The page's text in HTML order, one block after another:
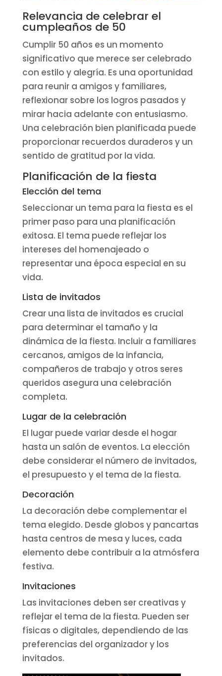
Relevancia de celebrar el
cumpleaños de 50
Cumplir 50 años es un momento
significativo que merece ser celebrado
con estilo y alegría. Es una oportunidad
para reunir a amigos y familiares,
reflexionar sobre los logros pasados y
mirar hacia adelante con entusiasmo.
Una celebración bien planificada puede
proporcionar recuerdos duraderos y un
sentido de gratitud por la vida.
Planificación de la fiesta
Elección del tema
Seleccionar un tema para la fiesta es el
primer paso para una planificación
exitosa. El tema puede reflejar los
intereses del homenajeado o
representar una época especial en su
vida.
Lista de invitados
Crear una lista de invitados es crucial
para determinar el tamaño y la
dinámica de la fiesta. Incluir a familiares
cercanos, amigos de la infancia,
compañeros de trabajo y otros seres
queridos asegura una celebración
completa.
Lugar de la celebración
El lugar puede variar desde el hogar
hasta un salón de eventos. La elección
debe considerar el número de invitados,
el presupuesto y el tema de la fiesta.
Decoración
La decoración debe complementar el
tema elegido. Desde globos y pancartas
hasta centros de mesa y luces, cada
elemento debe contribuir a la atmósfera
festiva.
Invitaciones
Las invitaciones deben ser creativas y
reflejar el tema de la fiesta. Pueden ser
físicas o digitales, dependiendo de las
preferencias del organizador y los
invitados.